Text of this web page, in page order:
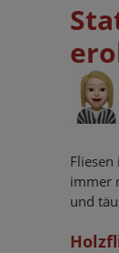
immer
und